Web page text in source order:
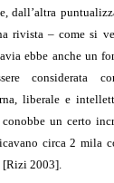
dall’altra
rivista – come si
ebbe anche un
considerata
liberale e
un certo
circa 2 mila
[Rizi 2003].